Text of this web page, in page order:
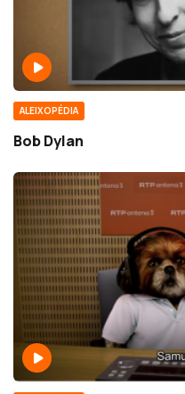
ALEIXOPÉDIA
Bob Dylan